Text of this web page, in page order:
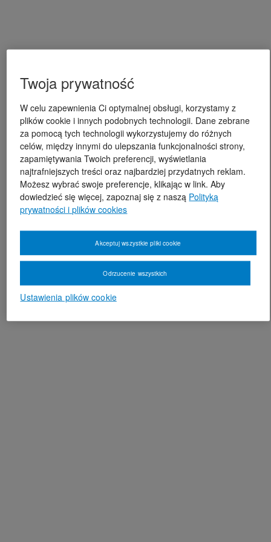
Twoja prywatność
W celu zapewnienia Ci optymalnej obsługi, korzystamy z
plików cookie i innych podobnych technologii. Dane zebrane
za pomocą tych technologii wykorzystujemy do różnych
celów, między innymi do ulepszania funkcjonalności strony,
zapamiętywania Twoich preferencji, wyświetlania
najtrafniejszych treści oraz najbardziej przydatnych reklam.
Możesz wybrać swoje preferencje, klikając w link. Aby
dowiedzieć się więcej, zapoznaj się z naszą Polityką
prywatności i plików cookies
Ustawienia plików cookie
Odrzucenie wszystkich
Akceptuj wszystkie pliki cookie